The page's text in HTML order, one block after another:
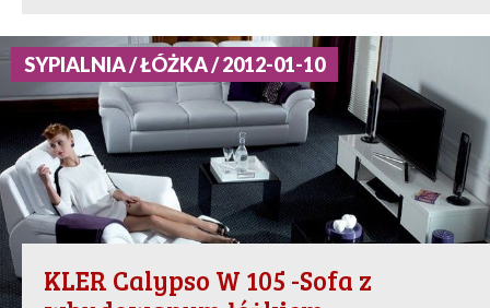
SYPIALNIA / ŁÓŻKA / 2012-01-10
KLER Calypso W 105 -Sofa z